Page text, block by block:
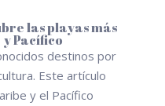
las playas más
Pacífico
destinos por
Este artículo
y el Pacífico